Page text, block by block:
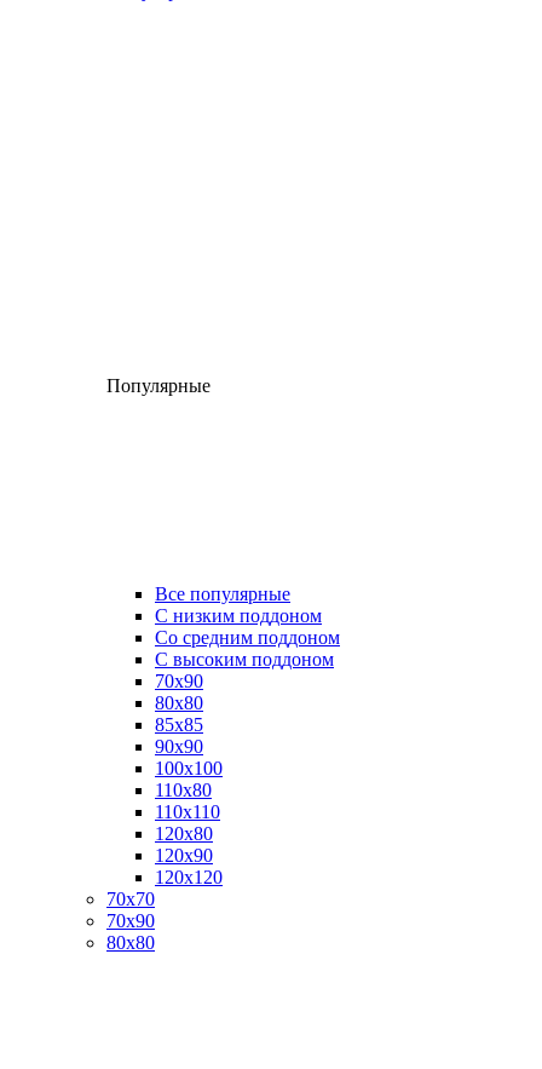
Популярные
Все популярные
C низким поддоном
Со средним поддоном
С высоким поддоном
70х90
80х80
85х85
90х90
100х100
110х80
110х110
120х80
120х90
120х120
70х70
70х90
80х80